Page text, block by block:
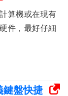
算機或在現有
件，最好仔細
盤快捷